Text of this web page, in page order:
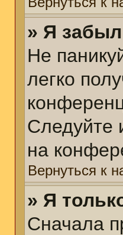
» Я
Не
легко
Следуйте
на
Вернуться к
» Я
Сначала